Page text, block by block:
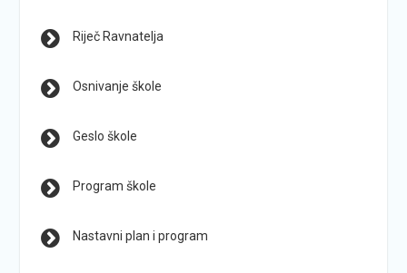
Riječ Ravnatelja
Osnivanje škole
Geslo škole
Program škole
Nastavni plan i program